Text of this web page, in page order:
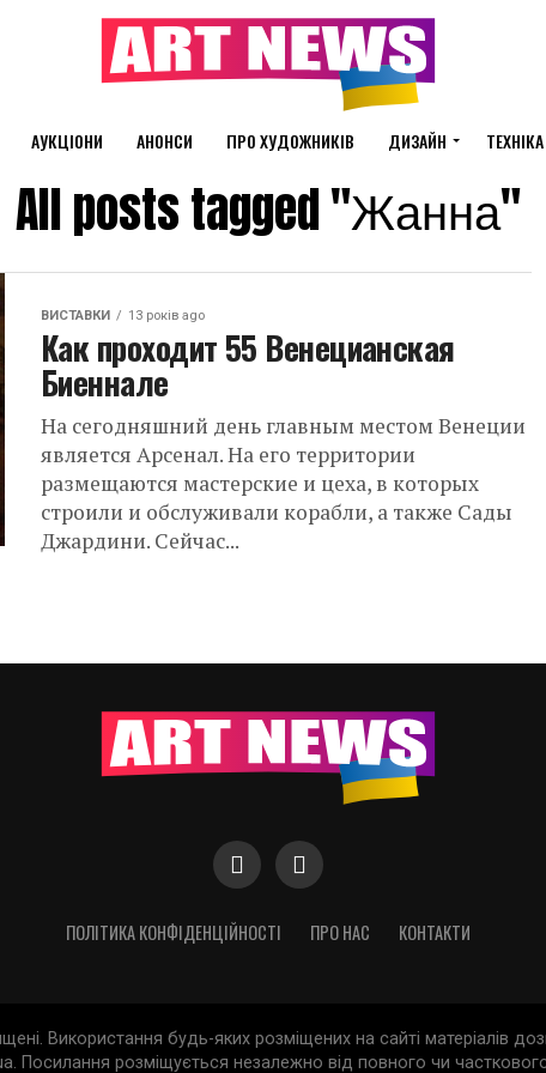
АУКЦІОНИ АНОНСИ ПРО ХУДОЖНИКІВ ДИЗАЙН ТЕХНІКА
All posts tagged "Жанна"
ВИСТАВКИ 13 років ago
Как проходит 55 Венецианская
Биеннале
На сегодняшний день главным местом Венеции
является Арсенал. На его территории
размещаются мастерские и цеха, в которых
строили и обслуживали корабли, а также Сады
Джардини. Сейчас...
ПОЛІТИКА КОНФІДЕНЦІЙНОСТІ ПРО НАС КОНТАКТИ
Використання будь-яких розміщених на сайті матеріалів
Посилання розміщується незалежно від повного чи